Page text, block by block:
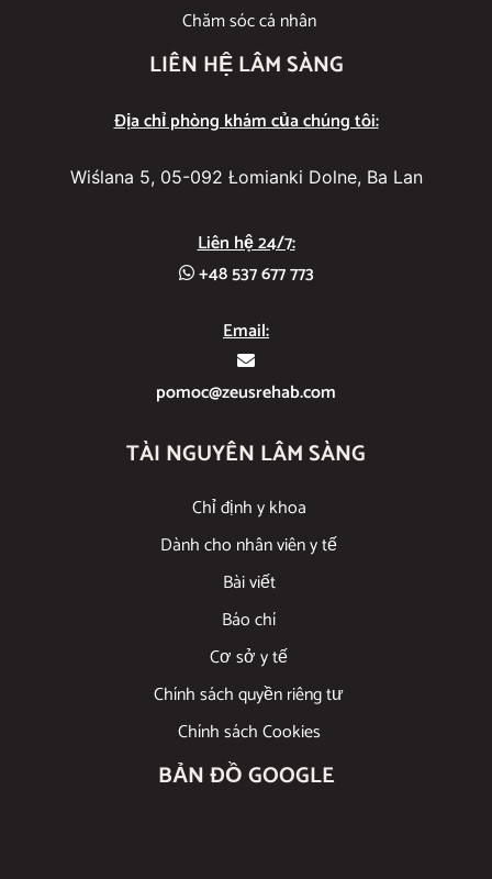
Chăm sóc cá nhân
LIÊN HỆ LÂM SÀNG
Địa chỉ phòng khám của chúng tôi:
Wiślana 5, 05-092 Łomianki Dolne, Ba Lan
Liên hệ 24/7:
+48 537 677 773
Email:
pomoc@zeusrehab.com
TÀI NGUYÊN LÂM SÀNG
Chỉ định y khoa
Dành cho nhân viên y tế
Bài viết
Báo chí
Cơ sở y tế
Chính sách quyền riêng tư
Chính sách Cookies
BẢN ĐỒ GOOGLE